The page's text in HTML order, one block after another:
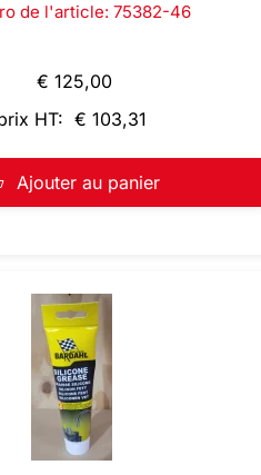
de l'article: 75382-46
€ 125,00
HT: € 103,31
Ajouter au panier